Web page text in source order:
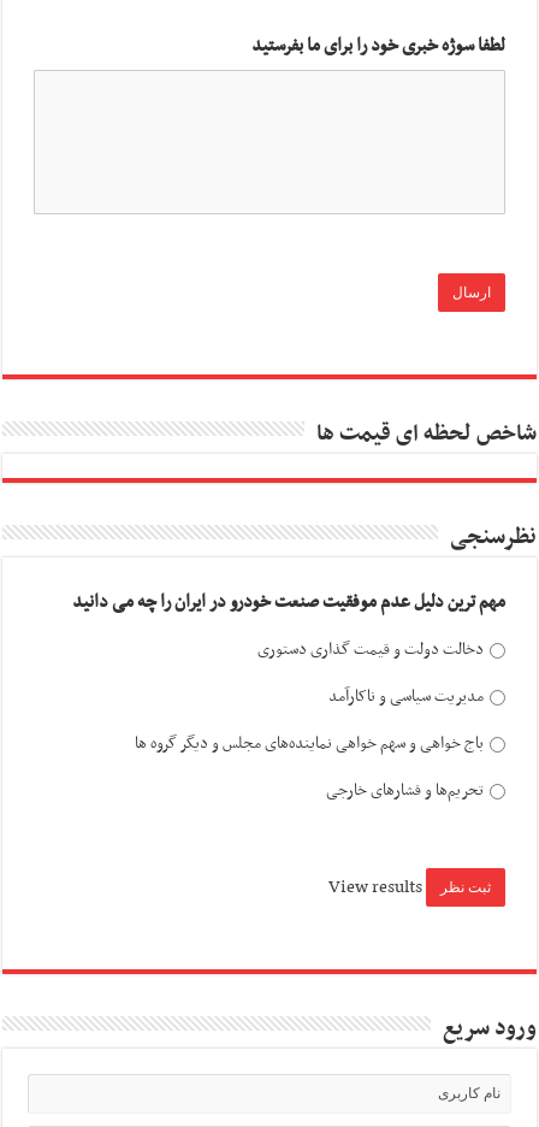
لطفا سوژه خبری خود را برای ما بفرستید
شاخص لحظه ای قیمت ها
نظرسنجی
مهم ترین دلیل عدم موفقیت صنعت خودرو در ایران را چه می دانید
دخالت دولت و قیمت گذاری دستوری
مدیریت سیاسی و ناکارآمد
باج خواهی و سهم خواهی نماینده‌های مجلس و دیگر گروه ها
تحریم‌ها و فشارهای خارجی
View results
ورود سریع